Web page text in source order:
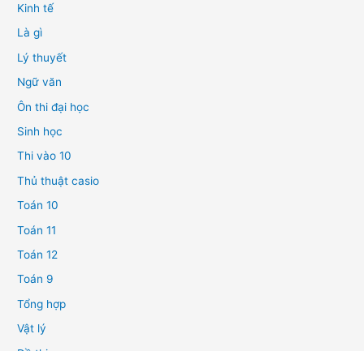
Kinh tế
Là gì
Lý thuyết
Ngữ văn
Ôn thi đại học
Sinh học
Thi vào 10
Thủ thuật casio
Toán 10
Toán 11
Toán 12
Toán 9
Tổng hợp
Vật lý